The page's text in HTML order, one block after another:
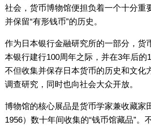
社会，货币博物馆便担负着一个十分
并保留“有形钱币”的历史。
作为日本银行金融研究所的一部分，货
本银行建行100周年之际，并在3年后的
不但收集并保存日本货币的历史和文化
调查研究，同时也向社会大众开放。
博物馆的核心展品是货币学家兼收藏家
1956）数十年间收集的“钱币馆藏品”。